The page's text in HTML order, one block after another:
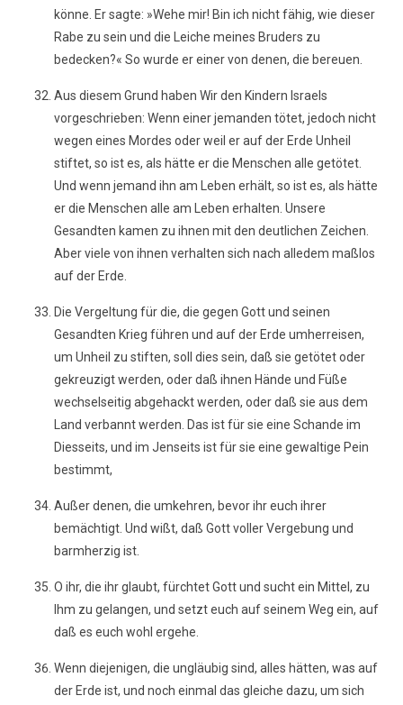
könne. Er sagte: »Wehe mir! Bin ich nicht fähig, wie dieser
Rabe zu sein und die Leiche meines Bruders zu
bedecken?« So wurde er einer von denen, die bereuen.
Aus diesem Grund haben Wir den Kindern Israels
vorgeschrieben: Wenn einer jemanden tötet, jedoch nicht
wegen eines Mordes oder weil er auf der Erde Unheil
stiftet, so ist es, als hätte er die Menschen alle getötet.
Und wenn jemand ihn am Leben erhält, so ist es, als hätte
er die Menschen alle am Leben erhalten. Unsere
Gesandten kamen zu ihnen mit den deutlichen Zeichen.
Aber viele von ihnen verhalten sich nach alledem maßlos
auf der Erde.
Die Vergeltung für die, die gegen Gott und seinen
Gesandten Krieg führen und auf der Erde umherreisen,
um Unheil zu stiften, soll dies sein, daß sie getötet oder
gekreuzigt werden, oder daß ihnen Hände und Füße
wechselseitig abgehackt werden, oder daß sie aus dem
Land verbannt werden. Das ist für sie eine Schande im
Diesseits, und im Jenseits ist für sie eine gewaltige Pein
bestimmt,
Außer denen, die umkehren, bevor ihr euch ihrer
bemächtigt. Und wißt, daß Gott voller Vergebung und
barmherzig ist.
O ihr, die ihr glaubt, fürchtet Gott und sucht ein Mittel, zu
Ihm zu gelangen, und setzt euch auf seinem Weg ein, auf
daß es euch wohl ergehe.
Wenn diejenigen, die ungläubig sind, alles hätten, was auf
der Erde ist, und noch einmal das gleiche dazu, um sich